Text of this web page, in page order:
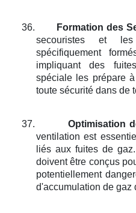
36. Formation des
secouristes et
spécifiquement
impliquant des
spéciale les prépare
toute sécurité dans de
37. Optimisation
ventilation est
liés aux fuites de
doivent être conçus
potentiellement
d'accumulation de gaz